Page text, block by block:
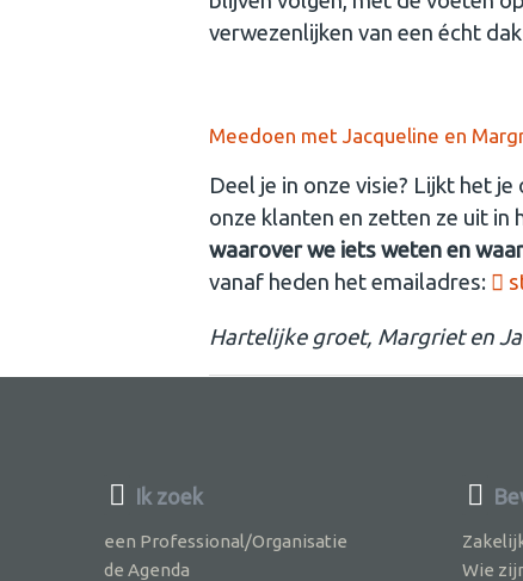
verwezenlijken van een écht
Meedoen met Jacqueline en
Deel je in onze visie? Lijkt het
onze klanten en zetten ze uit
waarover we iets weten en
vanaf heden het emailadres:
Hartelijke groet, Margriet en
Ik zoek
een Professional/Organisatie
de Agenda
Wie